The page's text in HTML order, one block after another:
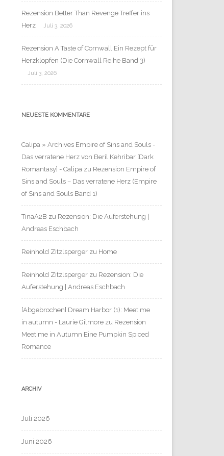
Rezension Better Than Revenge Treffer ins
Herz
Juli 3, 2026
Rezension A Taste of Cornwall Ein Rezept für
Herzklopfen (Die Cornwall Reihe Band 3)
Juli 3, 2026
NEUESTE KOMMENTARE
Calipa » Archives Empire of Sins and Souls -
Das verratene Herz von Beril Kehribar [Dark
Romantasy] - Calipa zu Rezension Empire of
Sins and Souls – Das verratene Herz (Empire
of Sins and Souls Band 1)
TinaA2B zu Rezension: Die Auferstehung |
Andreas Eschbach
Reinhold Zitzlsperger zu Home
Reinhold Zitzlsperger zu Rezension: Die
Auferstehung | Andreas Eschbach
[Abgebrochen] Dream Harbor (1): Meet me
in autumn - Laurie Gilmore zu Rezension
Meet me in Autumn Eine Pumpkin Spiced
Romance
ARCHIV
Juli 2026
Juni 2026